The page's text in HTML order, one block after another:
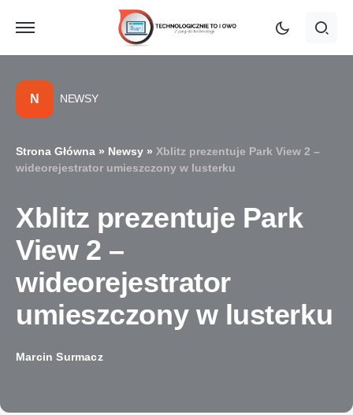
N NEWSY
Strona Główna » Newsy » Xblitz prezentuje Park View 2 –
wideorejestrator umieszczony w lusterku
Xblitz prezentuje Park
View 2 –
wideorejestrator
umieszczony w lusterku
Marcin Surmacz